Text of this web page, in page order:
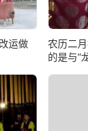
运做
农历二
的是与“